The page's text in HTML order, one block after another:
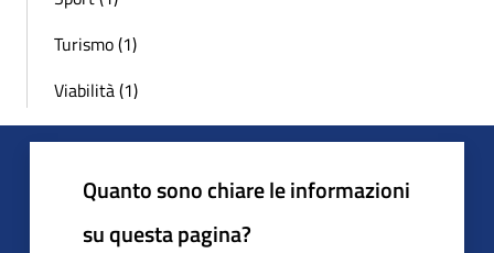
Turismo (1)
Viabilità (1)
Quanto sono chiare le informazioni
su questa pagina?